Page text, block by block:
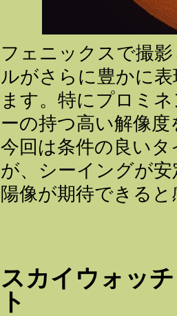
フェニックスで撮
ルがさらに豊かに
ます。特にプロミ
ーの持つ高い解像
今回は条件の良い
が、シーイングが
陽像が期待できる
スカイウォッ
ト